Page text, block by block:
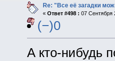
Re: "Все её загадки
« Ответ #498 : 07 Сентября
(−)0
А кто-нибудь